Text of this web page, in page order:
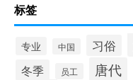
标签
专业 中国 习俗
冬季 员工 唐代